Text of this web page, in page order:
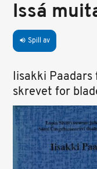
Issá
volume_up Spill av
Iisakki
skrevet for